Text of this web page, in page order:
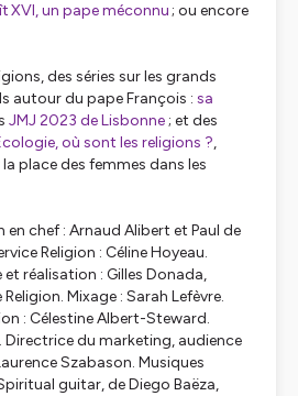
XVI, un pape méconnu; ou encore
, des séries sur les grands
autour du pape François : sa
JMJ 2023 de Lisbonne; et des
où sont les religions ?,
la place des femmes dans les
en chef : Arnaud Alibert et Paul de
Religion : Céline Hoyeau.
réalisation : Gilles Donada,
Mixage : Sarah Lefèvre.
: Célestine Albert-Steward.
Directrice du marketing, audience
Szabason. Musiques
guitar,de Diego Baëza,